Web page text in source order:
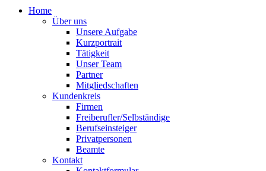
Home
Über uns
Unsere Aufgabe
Kurzportrait
Tätigkeit
Unser Team
Partner
Mitgliedschaften
Kundenkreis
Firmen
Freiberufler/Selbständige
Berufseinsteiger
Privatpersonen
Beamte
Kontakt